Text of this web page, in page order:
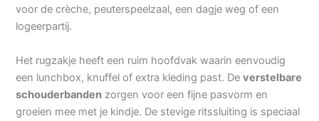
voor de crèche, peuterspeelzaal, een dagje weg of een
logeerpartij.
Het rugzakje heeft een ruim hoofdvak waarin eenvoudig
een lunchbox, knuffel of extra kleding past. Deverstelbare
schouderbanden zorgen voor een fijne pasvorm en
groeien mee met je kindje. De stevige ritssluiting is speciaal